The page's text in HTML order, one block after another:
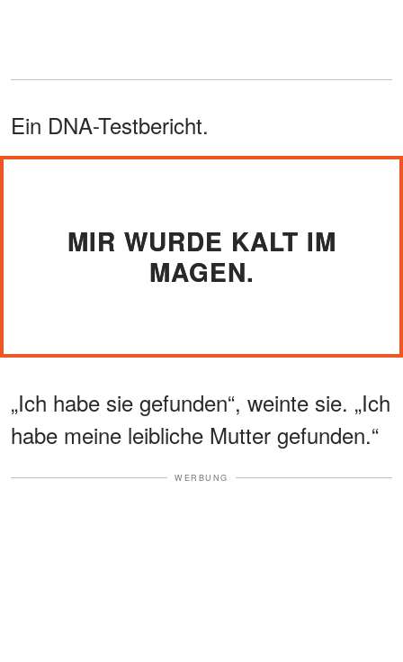
Ein DNA-Testbericht.
MIR WURDE KALT IM
MAGEN.
„Ich habe sie gefunden“, weinte sie. „Ich
habe meine leibliche Mutter gefunden.“
WERBUNG